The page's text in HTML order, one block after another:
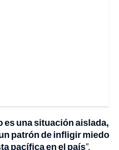
es una situación aislada,
patrón de infligir miedo
pacífica en el país”,